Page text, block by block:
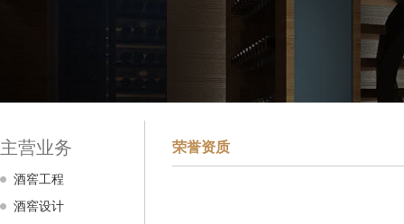
主营业务
酒窖工程
酒窖设计
荣誉资质